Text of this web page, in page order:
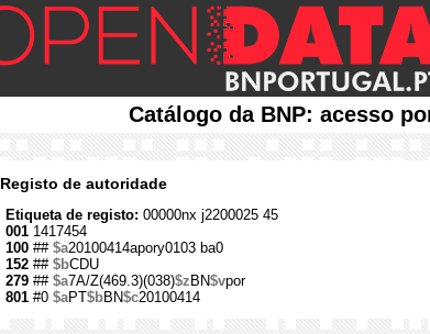
Catálogo da BNP: acesso
Registo de autoridade
Etiqueta de registo: 00000nx j2200025 45
001 1417454
100 ## $a20100414apory0103 ba0
152 ## $bCDU
279 ## $a7A/Z(469.3)(038)$z BN$vpor
801 #0 $aPT$bBN$c20100414